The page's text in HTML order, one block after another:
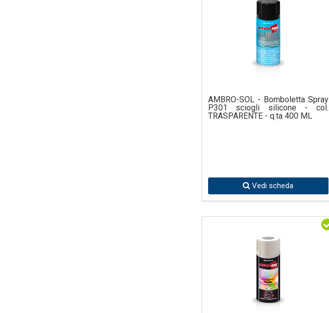
fiducia reciproca con il cliente.
distribuzione industriale di
e flessibilità nei confronti dei
AMBRO-SOL - Bomboletta Spray
P301 sciogli silicone - col.
TRASPARENTE - q.ta 400 ML
Vedi scheda